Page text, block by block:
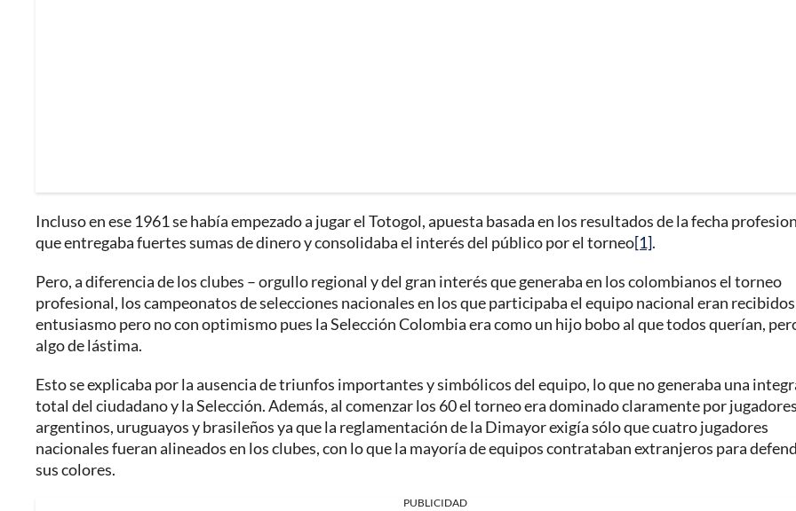
Incluso en ese 1961 se había empezado a jugar el Totogol, apuesta basada en los resultados de la fecha
que entregaba fuertes sumas de dinero y consolidaba el interés del público por el torneo[1].
Pero, a diferencia de los clubes – orgullo regional y del gran interés que generaba en los colombianos el torneo
profesional, los campeonatos de selecciones nacionales en los que participaba el equipo nacional eran
entusiasmo pero no con optimismo pues la Selección Colombia era como un hijo bobo al que todos querían,
algo de lástima.
Esto se explicaba por la ausencia de triunfos importantes y simbólicos del equipo, lo que no generaba una
total del ciudadano y la Selección. Además, al comenzar los 60 el torneo era dominado claramente por jugadores
argentinos, uruguayos y brasileños ya que la reglamentación de la Dimayor exigía sólo que cuatro jugadores
nacionales fueran alineados en los clubes, con lo que la mayoría de equipos contrataban extranjeros para
sus colores.
PUBLICIDAD